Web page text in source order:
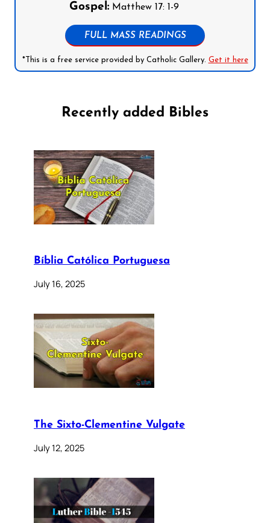
Gospel:Matthew 17: 1-9
FULL MASS READINGS
*This is a free service provided by Catholic Gallery. Get it here
Recently added Bibles
Bíblia Católica Portuguesa
July 16, 2025
The Sixto-Clementine Vulgate
July 12, 2025